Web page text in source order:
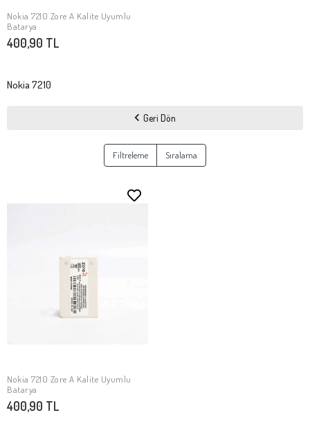
SEPETE EKLE
Nokia 7210 Zore A Kalite Uyumlu
Batarya
400,90 TL
Nokia 7210
Geri Dön
Filtreleme Sıralama
SEPETE EKLE
Nokia 7210 Zore A Kalite Uyumlu
Batarya
400,90 TL